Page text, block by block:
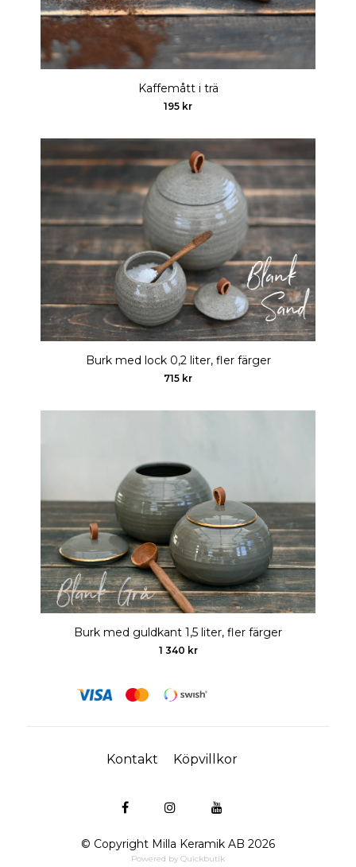
Kaffemått i trä
195 kr
Burk med lock 0,2 liter, fler färger
715 kr
Burk med guldkant 1,5 liter, fler färger
1 340 kr
Kontakt Köpvillkor
© Copyright Milla Keramik AB 2026
Powered by Quickbutik